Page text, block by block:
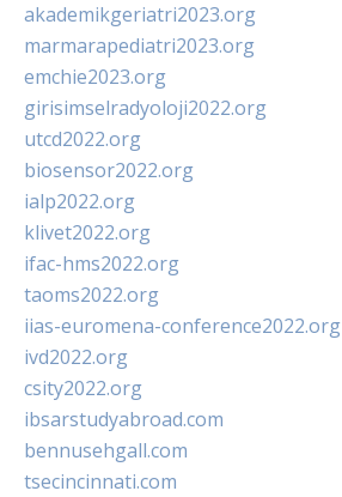
akademikgeriatri2023.org
marmarapediatri2023.org
emchie2023.org
girisimselradyoloji2022.org
utcd2022.org
biosensor2022.org
ialp2022.org
klivet2022.org
ifac-hms2022.org
taoms2022.org
iias-euromena-conference2022.org
ivd2022.org
csity2022.org
ibsarstudyabroad.com
bennusehgall.com
tsecincinnati.com